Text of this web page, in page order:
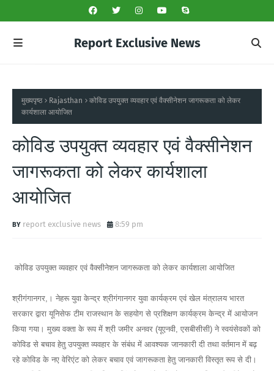
Report Exclusive News
मुख्यपृष्ठ Rajasthan
कोविड उपयुक्त व्यवहार एवं वैक्सीनेशन जागरूकता को लेकर
कार्यशाला आयोजित
कोविड उपयुक्त व्यवहार एवं वैक्सीनेशन
जागरूकता को लेकर कार्यशाला
आयोजित
report exclusive news 8:59 pm
कोविड उपयुक्त व्यवहार एवं वैक्सीनेशन जागरूकता को लेकर कार्यशाला आयोजित
श्रीगंगानगर,। नेहरू युवा केन्द्र श्रीगंगानगर युवा कार्यक्रम एवं खेल मंत्रालय भारत
सरकार द्वारा यूनिसेफ टीम राजस्थान के सहयोग से प्रशिक्षण कार्यक्रम केन्द्र में आयोजन
किया गया। मुख्य वक्ता के रूप में श्री जमीर अनवर (यूएनवी, एसबीसीसी) ने स्वयंसेवकों को
कोविड से बचाव हेतु उपयुक्त व्यवहार के संबंध में आवश्यक जानकारी दी तथा वर्तमान में बढ़
रहे कोविड के नए वेरिएंट को लेकर बचाव एवं जागरूकता हेतु जानकारी विस्तृत रूप से दी।